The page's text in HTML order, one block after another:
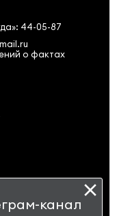
канал
44-05-87
о фактах